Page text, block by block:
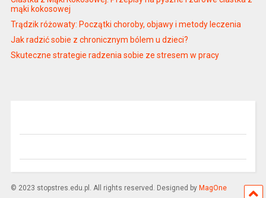
mąki kokosowej
Trądzik różowaty: Początki choroby, objawy i metody leczenia
Jak radzić sobie z chronicznym bólem u dzieci?
Skuteczne strategie radzenia sobie ze stresem w pracy
© 2023 stopstres.edu.pl. All rights reserved. Designed by MagOne